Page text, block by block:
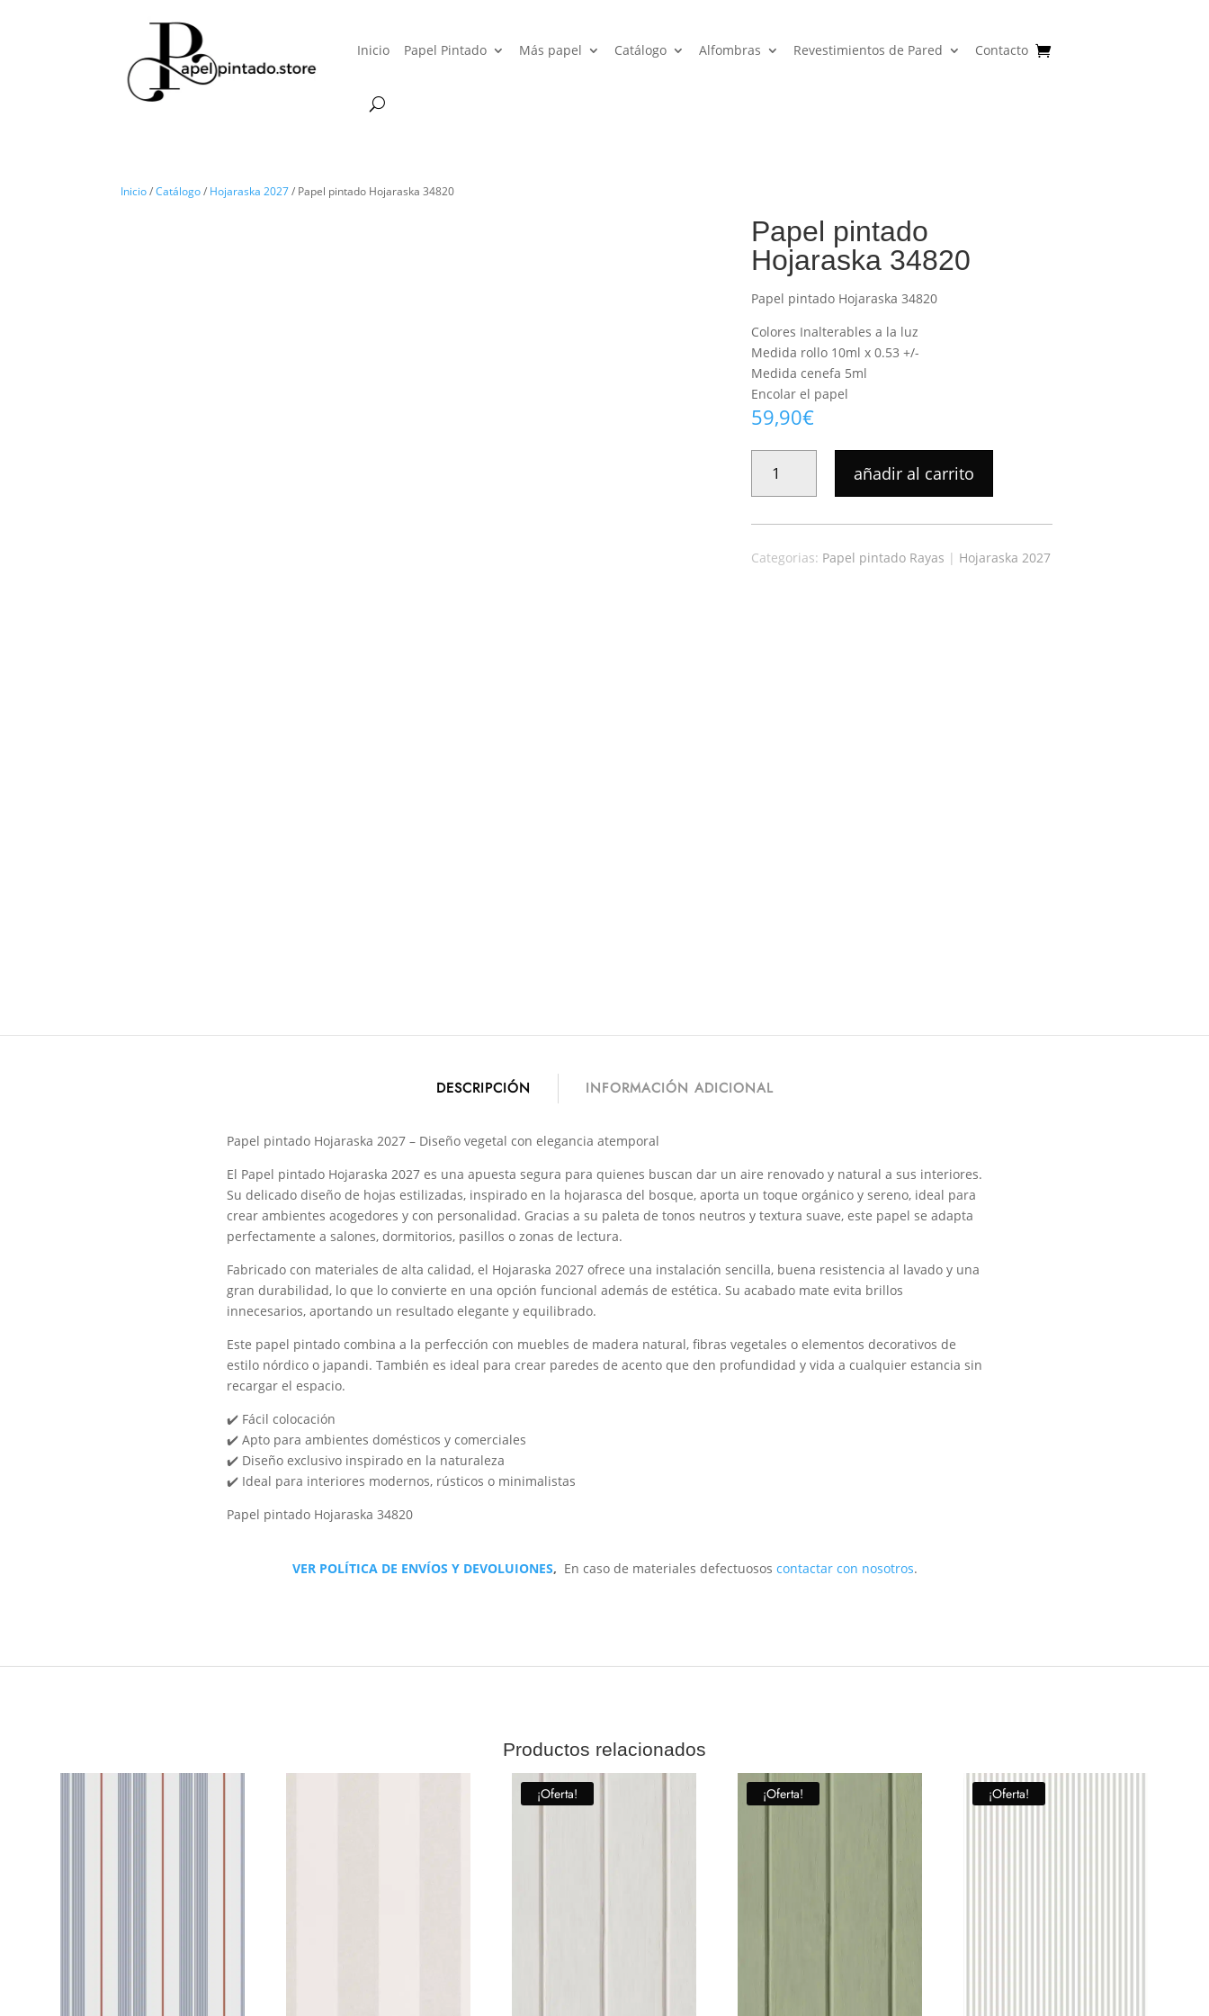
Inicio Papel Pintado Más papel Catálogo Alfombras Revestimientos de Pared Contacto
Inicio/Catálogo/ Hojaraska 2027/ Papel pintado Hojaraska 34820
Papel pintado
Hojaraska 34820
Papel pintado Hojaraska 34820
Colores Inalterables a la luz
Medida rollo 10ml x 0.53 +/-
Medida cenefa 5ml
Encolar el papel
59,90€
PINTADO
HOJARASKA
34820
añadir al carrito
Categorias: Papel pintado Rayas | Hojaraska 2027
DESCRIPCIÓN INFORMACIÓN ADICIONAL
Papel pintado Hojaraska 2027 – Diseño vegetal con elegancia atemporal
El Papel pintado Hojaraska 2027 es una apuesta segura para quienes buscan dar un aire renovado y natural a sus interiores.
Su delicado diseño de hojas estilizadas, inspirado en la hojarasca del bosque, aporta un toque orgánico y sereno, ideal para
crear ambientes acogedores y con personalidad. Gracias a su paleta de tonos neutros y textura suave, este papel se adapta
perfectamente a salones, dormitorios, pasillos o zonas de lectura.
Fabricado con materiales de alta calidad, el Hojaraska 2027 ofrece una instalación sencilla, buena resistencia al lavado y una
gran durabilidad, lo que lo convierte en una opción funcional además de estética. Su acabado mate evita brillos
innecesarios, aportando un resultado elegante y equilibrado.
Este papel pintado combina a la perfección con muebles de madera natural, fibras vegetales o elementos decorativos de
estilo nórdico o japandi. También es ideal para crear paredes de acento que den profundidad y vida a cualquier estancia sin
recargar el espacio.
✔️ Fácil colocación
✔️ Apto para ambientes domésticos y comerciales
✔️ Diseño exclusivo inspirado en la naturaleza
✔️ Ideal para interiores modernos, rústicos o minimalistas
Papel pintado Hojaraska 34820
VER POLÍTICA DE ENVÍOS Y DEVOLUIONES, En caso de materiales defectuosos contactar con nosotros.
Productos relacionados
¡Oferta! ¡Oferta! ¡Oferta!